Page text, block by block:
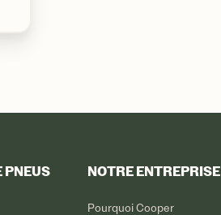
PNEUS NOTRE ENTREPRISE
Pourquoi Cooper